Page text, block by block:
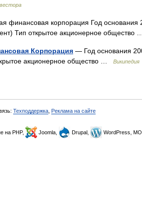
финансовая корпорация Год
Тип открытое акционерное общество
Корпорация — Год основания
акционерное общество …
Википедия
Техподдержка Реклама на сайте
на PHP, Joomla, Drupal, WordPress,